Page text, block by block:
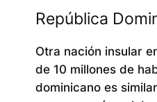
República
Otra nación insular
de 10 millones de
dominicano es